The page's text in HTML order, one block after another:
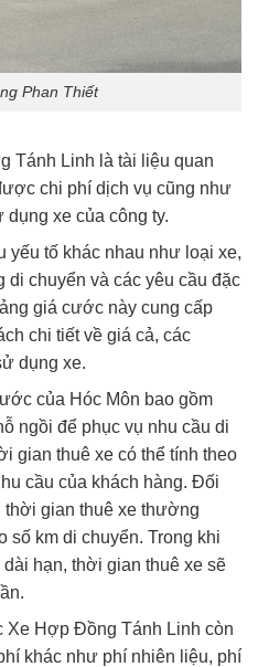
Phan Thiết
Tánh Linh là tài liệu quan
chi phí dịch vụ cũng như
xe của công ty.
tố khác nhau như loại xe,
chuyển và các yêu cầu đặc
giá cước này cung cấp
chi tiết về giá cả, các
dụng xe.
của Hóc Môn bao gồm
ngồi để phục vụ nhu cầu di
gian thuê xe có thể tính theo
cầu của khách hàng. Đối
thời gian thuê xe thường
km di chuyển. Trong khi
hạn, thời gian thuê xe sẽ
Xe Hợp Đồng Tánh Linh còn
khác như phí nhiên liệu, phí